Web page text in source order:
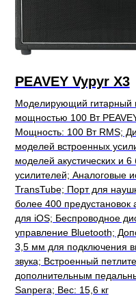
PEAVEY Vypyr X3
Моделирующий гитарный
мощностью 100 Вт
Мощность: 100 Вт RMS;
моделей встроенных
моделей акустических и 6
усилителей; Аналоговые
TransTube; Порт для
более 400
для iOS; Беспроводное
управление Bluetooth;
3,5 мм для подключения
звука; Встроенный
дополнительным
Sanpera; Вес: 15,6 кг